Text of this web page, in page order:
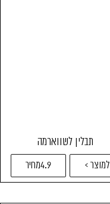
תבלין לשווארמה
למוצר > 4.9מחיר